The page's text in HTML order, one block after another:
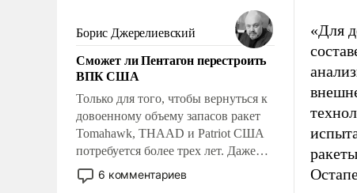
на себя ответственность, помогать
слабым, идти вперед и
адаптироваться.
Борис Джерелиевский
Сможет ли Пентагон перестроить
ВПК США
Только для того, чтобы вернуться к
довоенному объему запасов ракет
Tomahawk, THAAD и Patriot США
потребуется более трех лет. Даже
небольшая война с Ираном
опустошила американские
6 комментариев
«Для